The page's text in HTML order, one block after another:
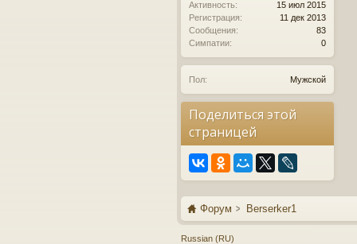
Активность:
15 июл 2015
Регистрация:
11 дек 2013
Сообщения:
83
Симпатии:
0
Пол: Мужской
Поделиться этой
страницей
Форум Berserker1
Russian (RU)